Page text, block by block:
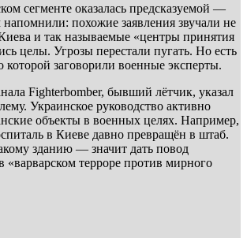
сегменте оказалась предсказуемой —
похожие заявления звучали не
и так называемые «центры принятия
целы. Угрозы перестали пугать. Но есть
которой заговорили военные эксперты.
Fighterbomber, бывший лётчик, указал
Украинское руководство активно
объекты в военных целях. Например,
в Киеве давно превращён в штаб.
зданию — значит дать повод
«варварском терроре против мирного